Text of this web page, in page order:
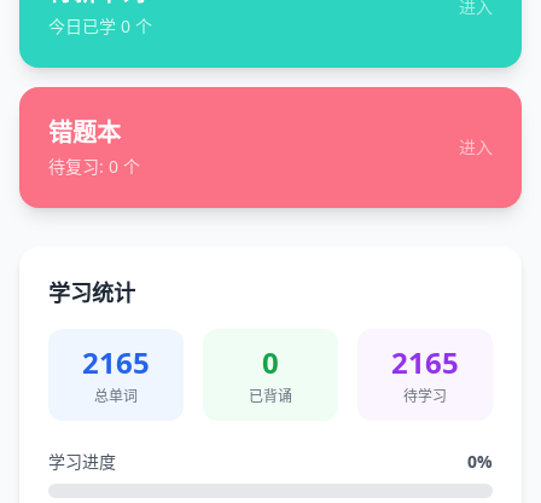
今日已学 0 个
进入
错题本
待复习: 0 个
进入
学习统计
2165
总单词
0
已背诵
2165
待学习
学习进度 0%